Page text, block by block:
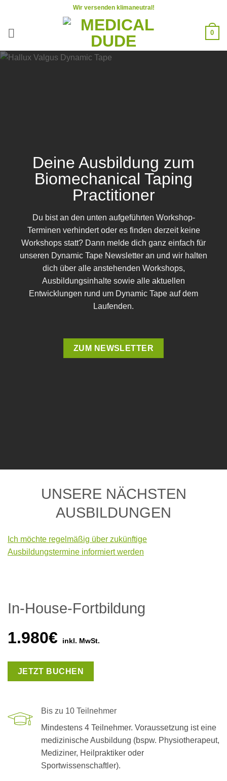
springen
Wir versenden klimaneutral!
0
Deine Ausbildung zum
Biomechanical Taping
Practitioner
Du bist an den unten aufgeführten Workshop-
Terminen verhindert oder es finden derzeit keine
Workshops statt? Dann melde dich ganz einfach für
unseren Dynamic Tape Newsletter an und wir halten
dich über alle anstehenden Workshops,
Ausbildungsinhalte sowie alle aktuellen
Entwicklungen rund um Dynamic Tape auf dem
Laufenden.
ZUM NEWSLETTER
UNSERE NÄCHSTEN
AUSBILDUNGEN
Ich möchte regelmäßig über zukünftige
Ausbildungstermine informiertwerden
In-House-Fortbildung
1.980€ inkl. MwSt.
JETZT BUCHEN
Bis zu 10 Teilnehmer
Mindestens 4 Teilnehmer. Voraussetzung ist eine
medizinische Ausbildung (bspw. Physiotherapeut,
Mediziner, Heilpraktiker oder
Sportwissenschaftler).